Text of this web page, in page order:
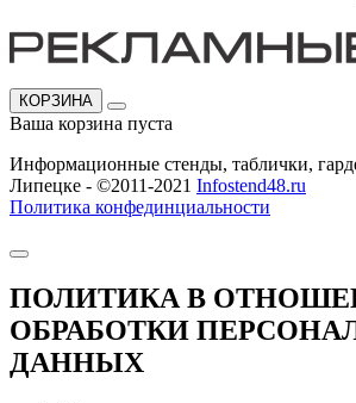
КОРЗИНА
Ваша корзина пуста
Информационные стенды, таблички,
Липецке - ©2011-2021 Infostend48.ru
Политика конфединциальности
ПОЛИТИКА В
ОБРАБОТКИ
ДАННЫХ